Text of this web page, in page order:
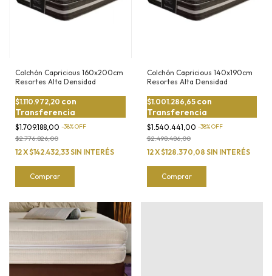
Colchón Capricious 160x200cm
Resortes Alta Densidad
$1.709.188,00 -38%OFF
$2.776.826,00
$1.110.972,20 con
Transferencia
12X$142.432,33SIN INTERÉS
Comprar
Colchón Capricious 140x190cm
Resortes Alta Densidad
$1.540.441,00 -38%OFF
$2.498.486,00
$1.001.286,65 con
Transferencia
12X$128.370,08 SIN INTERÉS
Comprar